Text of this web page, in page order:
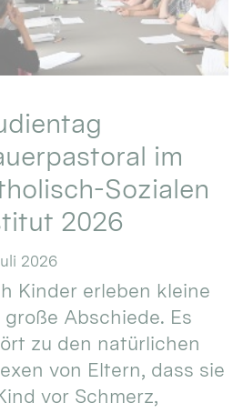
im
Sozialen
2026
2026
Kinder erleben kleine
große Abschiede. Es
zu den natürlichen
von Eltern, dass sie
vor Schmerz,